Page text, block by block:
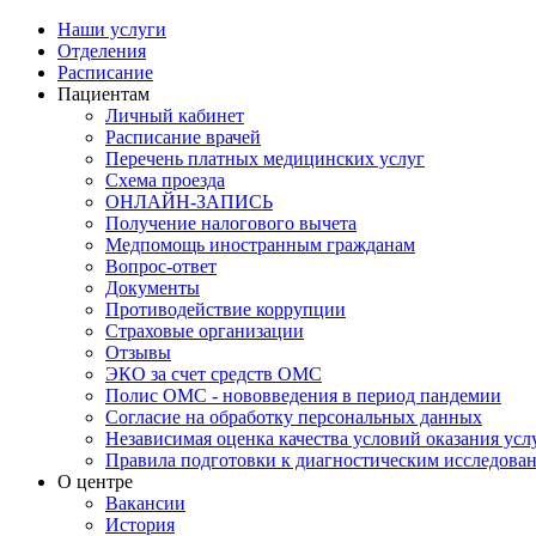
Наши услуги
Отделения
Расписание
Пациентам
Личный кабинет
Расписание врачей
Перечень платных медицинских услуг
Схема проезда
ОНЛАЙН-ЗАПИСЬ
Получение налогового вычета
Медпомощь иностранным гражданам
Вопрос-ответ
Документы
Противодействие коррупции
Страховые организации
Отзывы
ЭКО за счет средств ОМС
Полис ОМС - нововведения в период пандемии
Согласие на обработку персональных данных
Независимая оценка качества условий оказания
Правила подготовки к диагностическим
О центре
Вакансии
История